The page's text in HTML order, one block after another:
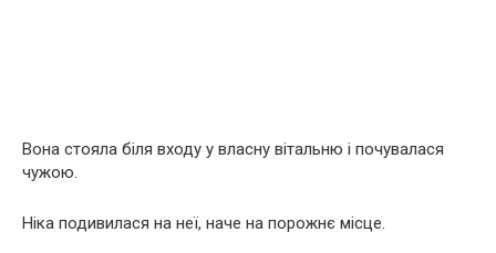
Вона стояла біля входу у власну вітальню і почувалася
чужою.
Ніка подивилася на неї, наче на порожнє місце.